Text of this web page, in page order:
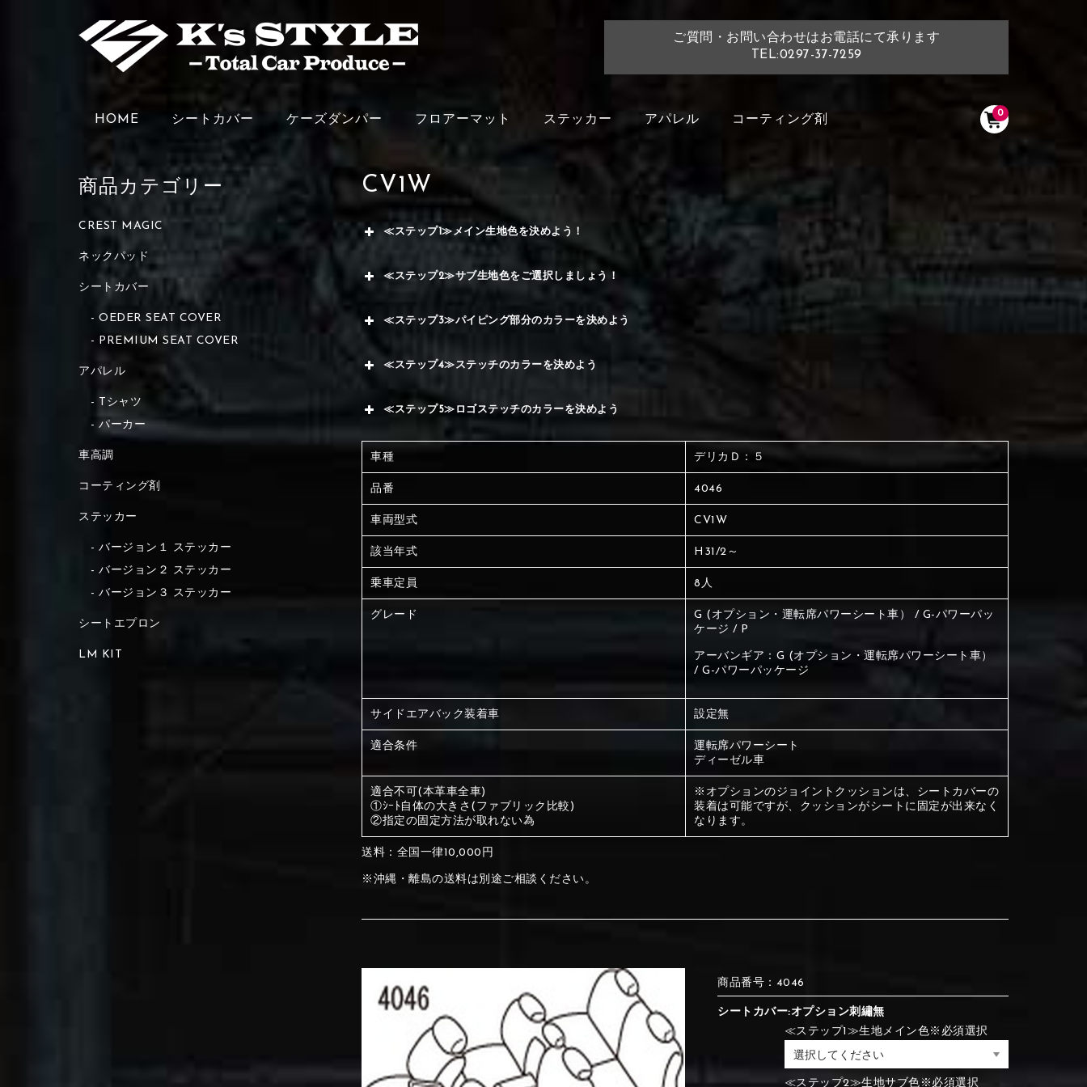
ご質問・お問い合わせはお電話にて承ります
TEL:0297-37-7259
0
HOME シートカバー ケーズダンパー フロアーマット ステッカー アパレル コーティング剤
CV1W
≪ステップ1≫メイン生地色を決めよう！
赤く塗られている場所を選択
ください
③Red
⑨Pink ⑩White
≪ステップ2≫サブ生地色をご選択しましょう！
赤く塗られている部分にカラ
ー選択ください
①Beige
≪ステップ3≫パイピング部分のカラーを決めよう
ください
刺繍は下記21種類からご選択ください。
⑤Dark Brown ⑥Yellow ⑦Blue
≪ステップ4≫ステッチのカラーを決めよう
赤く塗られている場所を選択
ください
刺繍は下記21種類からご選択ください。
⑤Ivory ⑥Red ⑧Yellow
≪ステップ5≫ロゴステッチのカラーを決めよう
赤く塗られている場所を選択
ください
①Black ②Gray ③Light gray ④Beige
⑤Ivory ⑥Red ⑦Wine-red ⑧Yellow
車種 デリカＤ：５
品番 4046
車両型式 CV1W
該当年式 H31/2～
乗車定員 8人
グレード
G (オプション・運転席パワーシート車） / G-パワーパッ
ケージ / P
アーバンギア：G (オプション・運転席パワーシート車）
/ G-パワーパッケージ
サイドエアバック装着車 設定無
適合条件
運転席パワーシート
ディーゼル車
適合不可(本革車全車)
①ｼｰﾄ自体の大きさ(ファブリック比較)
②指定の固定方法が取れない為
※オプションのジョイントクッションは、シートカバーの
装着は可能ですが、クッションがシートに固定が出来なく
なります。
送料：全国一律10,000円
※沖縄・離島の送料は別途ご相談ください。
商品番号：4046
シートカバー:オプション刺繡無
≪ステップ1≫生地メイン色※必須選択
≪ステップ2≫生地サブ色※必須選択
商品カテゴリー
CREST MAGIC
ネックパッド
シートカバー
OEDER SEAT COVER
PREMIUM SEAT COVER
アパレル
Tシャツ
パーカー
車高調
コーティング剤
ステッカー
バージョン１ ステッカー
バージョン２ ステッカー
バージョン３ ステッカー
シートエプロン
LM KIT